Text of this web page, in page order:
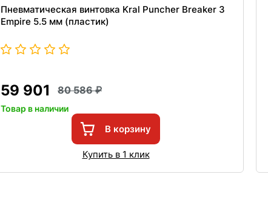
Пневматическая винтовка Kral Puncher Breaker 3
Empire 5.5 мм (пластик)
59 901 80 586
Товар в наличии
В корзину
Купить в 1 клик